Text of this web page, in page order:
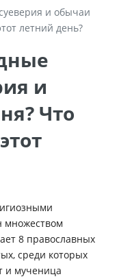
и обычаи
летний день?
и
Что
множеством
8 православных
среди которых
и мученица